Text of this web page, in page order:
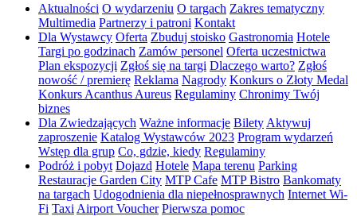
Aktualności O wydarzeniu O targach Zakres tematyczny
Multimedia Partnerzy i patroni Kontakt
Dla Wystawcy Oferta Zbuduj stoisko Gastronomia Hotele
Targi po godzinach Zamów personel Oferta uczestnictwa
Plan ekspozycji Zgłoś się na targi Dlaczego warto? Zgłoś
nowość / premierę Reklama Nagrody Konkurs o Złoty Medal
Konkurs Acanthus Aureus Regulaminy Chronimy Twój
biznes
Dla Zwiedzających Ważne informacje Bilety Aktywuj
zaproszenie Katalog Wystawców 2023 Program wydarzeń
Wstęp dla grup Co, gdzie, kiedy Regulaminy
Podróż i pobyt Dojazd Hotele Mapa terenu Parking
Restauracje Garden City MTP Cafe MTP Bistro Bankomaty
na targach Udogodnienia dla niepełnosprawnych Internet Wi-
Fi Taxi Airport Voucher Pierwsza pomoc